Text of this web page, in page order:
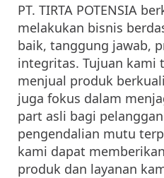
PT. TIRTA POTENSIA
melakukan bisnis
baik, tanggung jawab,
integritas. Tujuan kami
menjual produk
juga fokus dalam
part asli bagi
pengendalian mutu
kami dapat
produk dan layanan